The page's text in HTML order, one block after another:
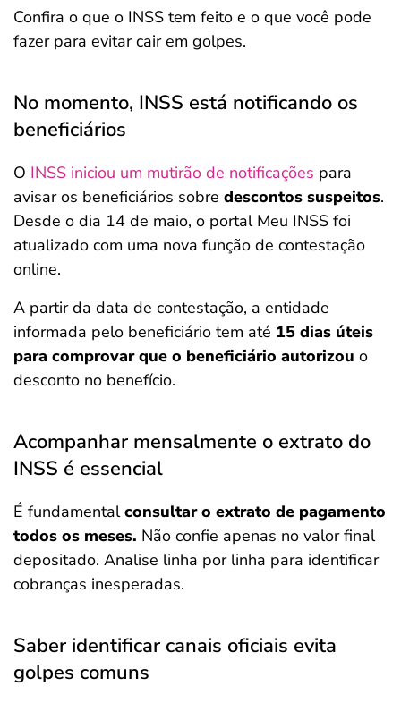
Confira o que o INSS tem feito e o que você pode
fazer para evitar cair em golpes.
No momento, INSS está notificando os
beneficiários
O INSS iniciou um mutirão de notificações para
avisar os beneficiários sobre descontos suspeitos.
Desde o dia 14 de maio, o portal Meu INSS foi
atualizado com uma nova função de contestação
online.
A partir da data de contestação, a entidade
informada pelo beneficiário tem até 15 dias úteis
para comprovar que o beneficiário autorizou o
desconto no benefício.
Acompanhar mensalmente o extrato do
INSS é essencial
É fundamentalconsultar o extrato de pagamento
todos os meses. Não confie apenas no valor final
depositado. Analise linha por linha para identificar
cobranças inesperadas.
Saber identificar canais oficiais evita
golpes comuns